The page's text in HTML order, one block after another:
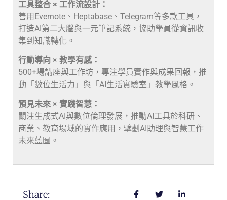
工具整合 × 工作流設計：
善用Evernote、Heptabase、Telegram等多款工具，
打造AI第二大腦與一元筆記系統，協助學員從資訊收
集到知識轉化。
行動導向 × 教學有感：
500+場講座與工作坊，專注學員實作與成果回報，推
動「數位生活力」與「AI生活實驗室」教學風格。
預見未來 × 實踐智慧：
關注生成式AI與數位倫理發展，推動AI工具於科研、
商業、教育場域的實作應用，擘劃AI助理與智慧工作
未來藍圖。
Share: